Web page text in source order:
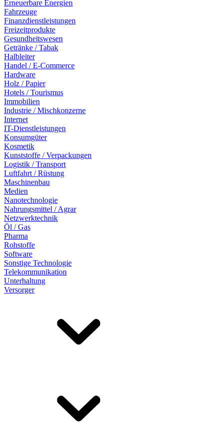
Erneuerbare Energien
Fahrzeuge
Finanzdienstleistungen
Freizeitprodukte
Gesundheitswesen
Getränke / Tabak
Halbleiter
Handel / E-Commerce
Hardware
Holz / Papier
Hotels / Tourismus
Immobilien
Industrie / Mischkonzerne
Internet
IT-Dienstleistungen
Konsumgüter
Kosmetik
Kunststoffe / Verpackungen
Logistik / Transport
Luftfahrt / Rüstung
Maschinenbau
Medien
Nanotechnologie
Nahrungsmittel / Agrar
Netzwerktechnik
Öl / Gas
Pharma
Rohstoffe
Software
Sonstige Technologie
Telekommunikation
Unterhaltung
Versorger